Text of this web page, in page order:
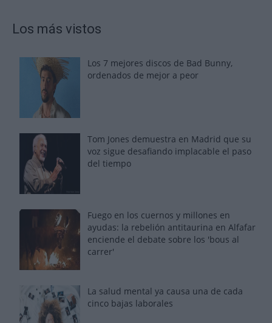
Los más vistos
Los 7 mejores discos de Bad Bunny,
ordenados de mejor a peor
Tom Jones demuestra en Madrid que su
voz sigue desafiando implacable el paso
del tiempo
Fuego en los cuernos y millones en
ayudas: la rebelión antitaurina en Alfafar
enciende el debate sobre los 'bous al
carrer'
La salud mental ya causa una de cada
cinco bajas laborales